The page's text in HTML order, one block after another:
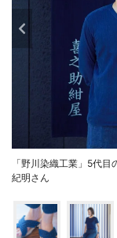
「野川染織工業」5代
紀明さん